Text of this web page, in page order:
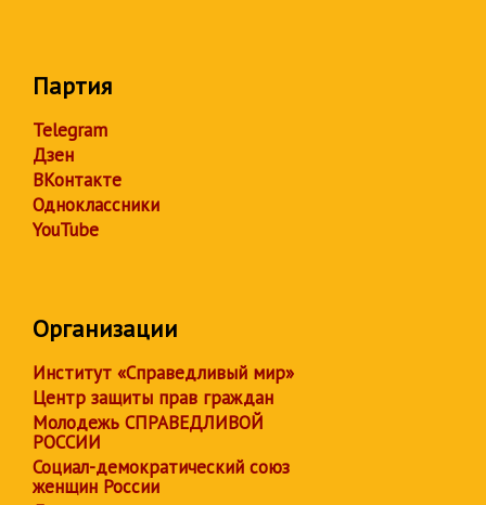
Партия
Telegram
Дзен
ВКонтакте
Одноклассники
YouTube
Организации
Институт «Справедливый мир»
Центр защиты прав граждан
Молодежь СПРАВЕДЛИВОЙ
РОССИИ
Социал-демократический союз
женщин России